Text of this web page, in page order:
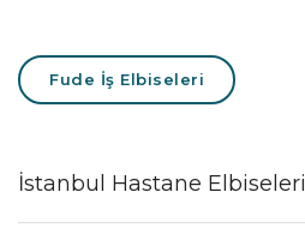
Fude İş Elbiseleri
İstanbul Hastane Elbiseleri